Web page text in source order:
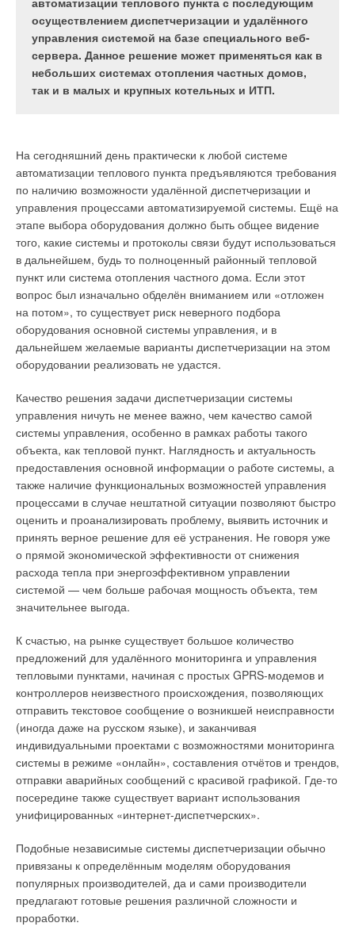
осуществлением диспетчеризации и удалённого
управления системой на базе специального веб-
сервера. Данное решение может применяться как в
небольших системах отопления частных домов,
так и в малых и крупных котельных и ИТП.
На сегодняшний день практически к любой системе
автоматизации теплового пункта предъявляются требования
по наличию возможности удалённой диспетчеризации и
управления процессами автоматизируемой системы. Ещё на
этапе выбора оборудования должно быть общее видение
того, какие системы и протоколы связи будут использоваться
в дальнейшем, будь то полноценный районный тепловой
пункт или система отопления частного дома. Если этот
вопрос был изначально обделён вниманием или «отложен
на потом», то существует риск неверного подбора
оборудования основной системы управления, и в
дальнейшем желаемые варианты диспетчеризации на этом
оборудовании реализовать не удастся.
Качество решения задачи диспетчеризации системы
управления ничуть не менее важно, чем качество самой
системы управления, особенно в рамках работы такого
объекта, как тепловой пункт. Наглядность и актуальность
предоставления основной информации о работе системы, а
также наличие функциональных возможностей управления
процессами в случае нештатной ситуации позволяют быстро
оценить и проанализировать проблему, выявить источник и
принять верное решение для её устранения. Не говоря уже
о прямой экономической эффективности от снижения
расхода тепла при энергоэффективном управлении
системой — чем больше рабочая мощность объекта, тем
значительнее выгода.
К счастью, на рынке существует большое количество
предложений для удалённого мониторинга и управления
тепловыми пунктами, начиная с простых GPRS-модемов и
контроллеров неизвестного происхождения, позволяющих
отправить текстовое сообщение о возникшей неисправности
(иногда даже на русском языке), и заканчивая
индивидуальными проектами с возможностями мониторинга
системы в режиме «онлайн», составления отчётов и трендов,
отправки аварийных сообщений с красивой графикой. Где-то
посередине также существует вариант использования
унифицированных «интернет-диспетчерских».
Подобные независимые системы диспетчеризации обычно
привязаны к определённым моделям оборудования
популярных производителей, да и сами производители
предлагают готовые решения различной сложности и
проработки.
Америке, Азии, на Ближнем Востоке и в Африке. В компании
Haier работает более 80 000 сотрудников, ее продукция
представлена в 165 странах мира (в том числе 30
европейских). Выводу на рынок любых новых моделей
предшествует их тщательное тестирование в специальных
В 2016 году Haier предлагает на российском рынке
обновленный модельный ряд газовых приборов для
отопления и горячего водоснабжения. Если в 2013 г. линейка
Haier насчитывала лишь две модели, то в 2016 г. компания
предлагает 11 моделей газовых котлов, два газовых
проточных водонагревателя, два бойлера косвенного
нагрева и один тендерный котел. Кроме того, предлагается
вспомогательное оборудование – дымоходы коаксиального
типа и дымоходы для создания раздельной системы
дымоудаления.
Все приборы Haier, предназначенные для отопления и
горячего водоснабжения в квартирах, коттеджах и небольших
производственных помещениях, отличаются
экономичностью, надежностью и безопасностью: в их активе
латунные, а не пластмассовые гидравлические группы,
первичные теплообменники из высококачественной меди,
теплообменники ГВС из нержавеющей стали и корпуса с
классом защиты от воды и пыли IPX5D.
Основными преимуществами теплового оборудования Haier
являются высокая насыщенность электронными
компонентами (причем полный функционал имеется даже в
«младших» моделях продуктовой линейки), наличие
первичного медного теплообменника с больщим
водонаполнением, вторичного теплообменника из
нержавеющей стали, горелки с расширенной модуляцией,
надёжного газового клапана и обновлённого гидроблока.
Кроме того, котлы оснащены трехскоростным насосом с
защитой от блокировки и погодозависимой автоматикой.
Компания непрерывно расширяет свою сервисную сеть,
обеспечивая каждый новый авторизованный сервисный
центр необходимым для немедленного начала работы
стартовым набором запасных частей и проводя обучение
специалистов.
И для отопления, и для ГВС
котлов позволяют реализовать все
существующие на сегодняшний день решения,
связанные с инженерными коммуникациями
современных зданий. Котлы серии FGG имеют
закрытую камеру сгорания.
Настенный газовый
За счёт надёжной и грамотной компоновки корпуса котлы
серии FGG отличаются низким уровнем шума. Нагрев воды
контура горячего водоснабжения происходит во вторичном
пластинчатом теплообменнике. FGG-K-24 — это всё, что
должен сочетать в себе современный котёл: большой
дисплей с понятной индикацией, индикация мощности
горелки и температуры воды, датчик протока ГВС, отдельный
датчик ГВС для измерения температуры воды на выходе,
надёжная система контроля дымоудаления. И всё это по
очень привлекательной цене. Котлы серии FGG
адаптированы к российским условиям — устойчиво работают
при понижении входного давления природного газа и низкой